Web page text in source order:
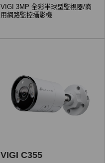
VIGI 3MP 全彩半球型監視器/商
用網路監控攝影機
VIGI C355